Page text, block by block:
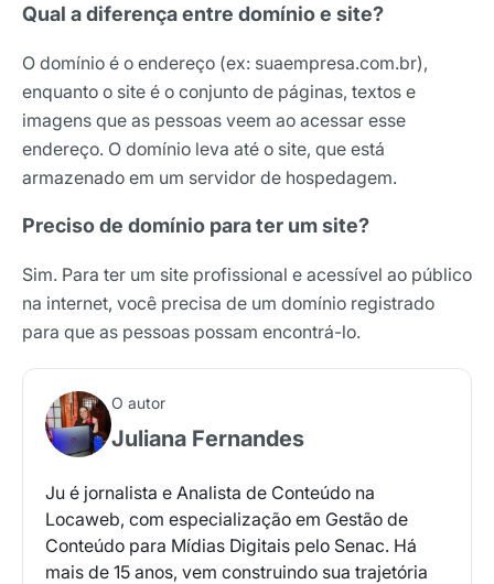
Qual a diferença entre domínio e site?
O domínio é o endereço (ex: suaempresa.com.br),
enquanto o site é o conjunto de páginas, textos e
imagens que as pessoas veem ao acessar esse
endereço. O domínio leva até o site, que está
armazenado em um servidor de hospedagem.
Preciso de domínio para ter um site?
Sim. Para ter um site profissional e acessível ao público
na internet, você precisa de um domínio registrado
para que as pessoas possam encontrá-lo.
O autor
Juliana Fernandes
Ju é jornalista e Analista de Conteúdo na
Locaweb, com especialização em Gestão de
Conteúdo para Mídias Digitais pelo Senac. Há
mais de 15 anos, vem construindo sua trajetória